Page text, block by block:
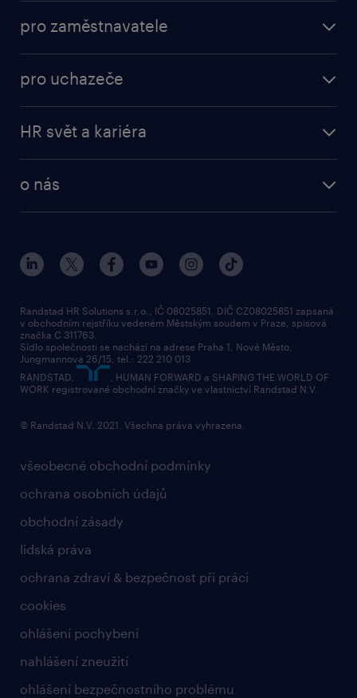
práce v Amazon
vyberte si zaměstnavatele
pro zaměstnavatele
professional
pro uchazeče
HR svět a kariéra
karierní poradna
o nás
náš příbeh
tiskové zprávy
společenská odpovědnost
přidej se k nám
kontakty & pobočky
bezpečnostní politika
všeobecné obchodní podmínky
ochrana osobních údajů
obchodní zásady
lidská práva
ochrana zdraví & bezpečnost při práci
cookies
ohlášení pochybení
nahlášení zneužití
ohlášení bezpečnostního problému
Randstad HR Solutions s.r.o., IČ 08025851, DIČ CZ08025851 zapsaná
v obchodním rejstříku vedeném Městským soudem v Praze, spisová
značka C 311763.
Sídlo společnosti se nachází na adrese Praha 1, Nové Město,
Jungmannova 26/15, tel.: 222 210 013
RANDSTAD,
, HUMAN FORWARD a SHAPING THE WORLD OF
WORK registrované obchodní značky ve vlastnictví Randstad N.V.
© Randstad N.V. 2021. Všechna práva vyhrazena.